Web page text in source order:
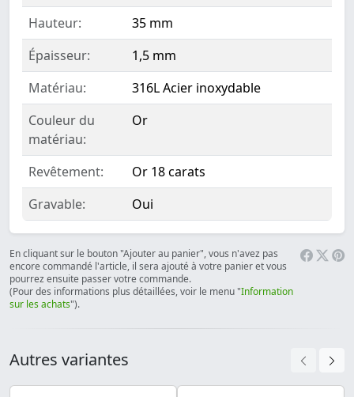
Hauteur:
35 mm
Épaisseur:
1,5 mm
Matériau:
316L Acier inoxydable
Couleur du
matériau:
Or
Revêtement:
Or 18 carats
Gravable:
Oui
En cliquant sur le bouton "Ajouter au panier", vous n'avez pas
encore commandé l'article, il sera ajouté à votre panier et vous
pourrez ensuite passer votre commande.
(Pour des informations plus détaillées, voir le menu "Information
sur les achats").
Autres variantes